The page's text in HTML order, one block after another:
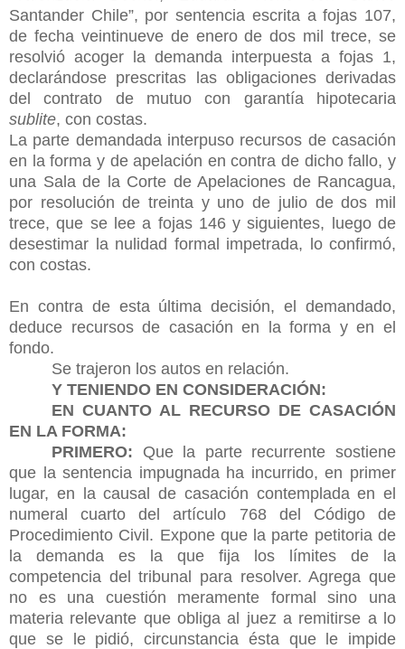
Santander Chile”, por sentencia escrita a fojas 107,
de fecha veintinueve de enero de dos mil trece, se
resolvió acoger la demanda interpuesta a fojas 1,
declarándose prescritas las obligaciones derivadas
del contrato de mutuo con garantía hipotecaria
sublite, con costas.
La parte demandada interpuso recursos de casación
en la forma y de apelación en contra de dicho fallo, y
una Sala de la Corte de Apelaciones de Rancagua,
por resolución de treinta y uno de julio de dos mil
trece, que se lee a fojas 146 y siguientes, luego de
desestimar la nulidad formal impetrada, lo confirmó,
con costas.
En contra de esta última decisión, el demandado,
deduce recursos de casación en la forma y en el
fondo.
Se trajeron los autos en relación.
Y TENIENDO EN CONSIDERACIÓN:
EN CUANTO AL RECURSO DE CASACIÓN
EN LA FORMA:
PRIMERO:
Que la parte recurrente sostiene
que la sentencia impugnada ha incurrido, en primer
lugar, en la causal de casación contemplada en el
numeral cuarto del artículo 768 del Código de
Procedimiento Civil. Expone que la parte petitoria de
la demanda es la que fija los límites de la
competencia del tribunal para resolver. Agrega que
no es una cuestión meramente formal sino una
materia relevante que obliga al juez a remitirse a lo
que se le pidió, circunstancia ésta que le impide